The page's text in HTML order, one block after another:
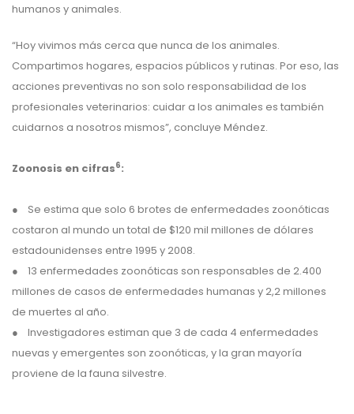
humanos y animales.
“Hoy vivimos más cerca que nunca de los animales.
Compartimos hogares, espacios públicos y rutinas. Por eso, las
acciones preventivas no son solo responsabilidad de los
profesionales veterinarios: cuidar a los animales es también
cuidarnos a nosotros mismos”, concluye Méndez.
Zoonosis en cifras6:
● Se estima que solo 6 brotes de enfermedades zoonóticas
costaron al mundo un total de $120 mil millones de dólares
estadounidenses entre 1995 y 2008.
● 13 enfermedades zoonóticas son responsables de 2.400
millones de casos de enfermedades humanas y 2,2 millones
de muertes al año.
● Investigadores estiman que 3 de cada 4 enfermedades
nuevas y emergentes son zoonóticas, y la gran mayoría
proviene de la fauna silvestre.